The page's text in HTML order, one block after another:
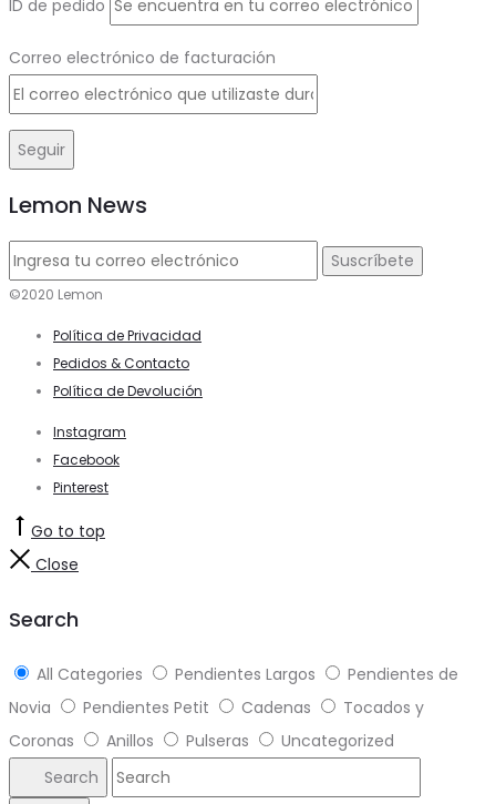
ID de pedido
Correo electrónico de facturación
Seguir
Lemon News
©2020 Lemon
Política de Privacidad
Pedidos & Contacto
Política de Devolución
Instagram
Facebook
Pinterest
Go to top
Close
Search
All Categories Pendientes Largos
Pendientes de
Novia
Pendientes Petit Cadenas
Tocados y
Coronas
Anillos Pulseras
Uncategorized
Search